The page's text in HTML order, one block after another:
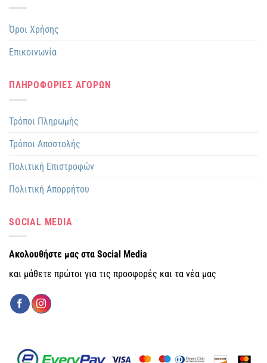
Όροι Χρήσης
Επικοινωνία
ΠΛΗΡΟΦΟΡΙΕΣ ΑΓΟΡΩΝ
Τρόποι Πληρωμής
Τρόποι Αποστολής
Πολιτική Επιστροφών
Πολιτική Απορρήτου
SOCIAL MEDIA
Ακολουθήστε μας στα Social Media
και μάθετε πρώτοι για τις προσφορές και τα νέα μας